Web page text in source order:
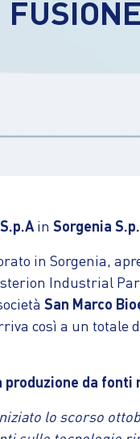
FUSIONE
in Sorgenia
in Sorgenia,
Industrial
San Marco
così a un totale
da fonti
lo scorso